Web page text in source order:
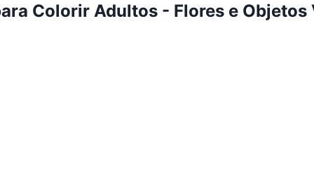
Colorir Adultos - Flores e Objetos